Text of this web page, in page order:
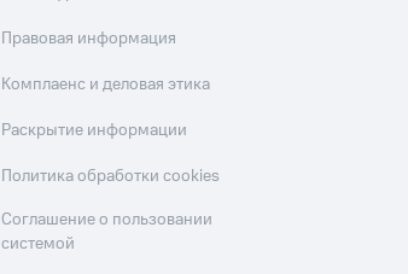
Правовая информация
Комплаенс и деловая этика
Раскрытие информации
Политика обработки cookies
Соглашение о пользовании
системой